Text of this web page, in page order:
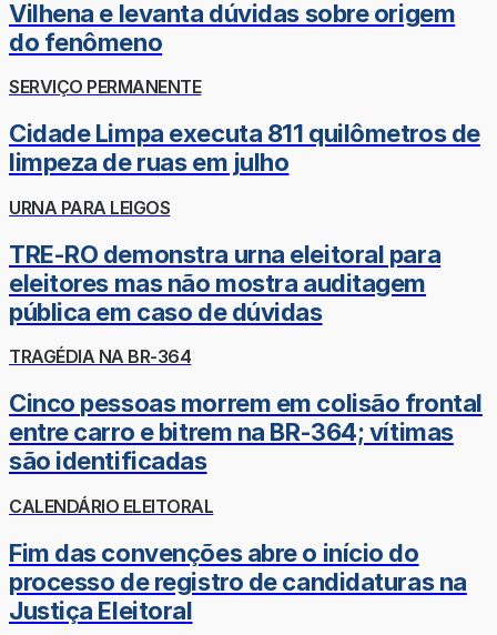
Vilhena e levanta dúvidas sobre origem
do fenômeno
SERVIÇO PERMANENTE
Cidade Limpa executa 811 quilômetros de
limpeza de ruas em julho
URNA PARA LEIGOS
TRE-RO demonstra urna eleitoral para
eleitores mas não mostra auditagem
pública em caso de dúvidas
TRAGÉDIA NA BR-364
Cinco pessoas morrem em colisão frontal
entre carro e bitrem na BR-364; vítimas
são identificadas
CALENDÁRIO ELEITORAL
Fim das convenções abre o início do
processo de registro de candidaturas na
Justiça Eleitoral